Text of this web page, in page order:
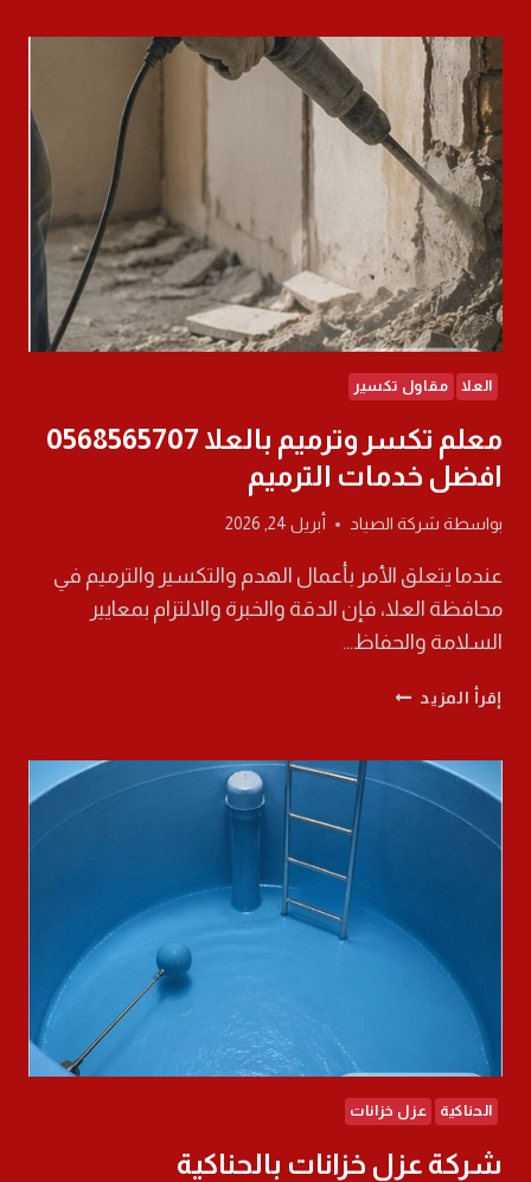
0568565707
بخصم
٣٠٪
العلا مقاول تكسير
معلم تكسر وترميم بالعلا 0568565707
افضل خدمات الترميم
بواسطة شركة الصياد أبريل 24, 2026
عندما يتعلق الأمر بأعمال الهدم والتكسير والترميم في
محافظة العلا، فإن الدقة والخبرة والالتزام بمعايير
السلامة والحفاظ…
إقرأ المزيد معلم
0568565707
الحناكية عزل خزانات
شركة عزل خزانات بالحناكية